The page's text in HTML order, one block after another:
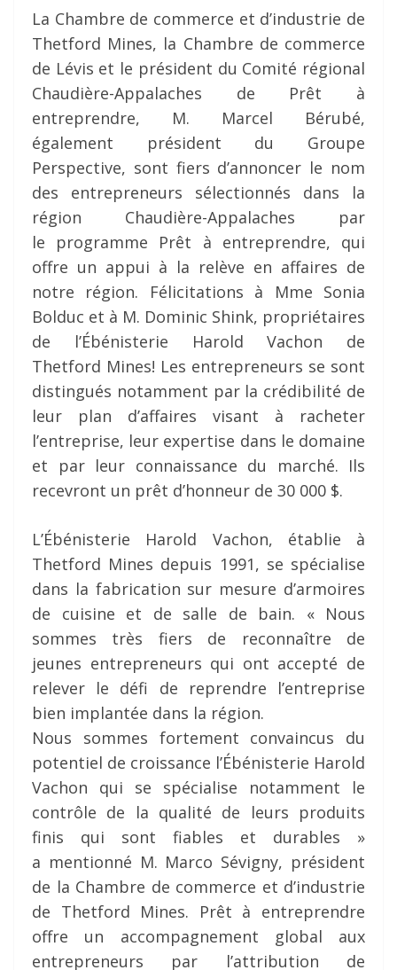
La Chambre de commerce et d’industrie de
Thetford Mines, la Chambre de commerce
de Lévis et le président du Comité régional
Chaudière-Appalaches de Prêt à
entreprendre, M. Marcel Bérubé,
également président du Groupe
Perspective, sont fiers d’annoncer le nom
des entrepreneurs sélectionnés dans la
région Chaudière-Appalaches par
le programme Prêt à entreprendre, qui
offre un appui à la relève en affaires de
notre région. Félicitations à Mme Sonia
Bolduc et à M. Dominic Shink, propriétaires
de l’Ébénisterie Harold Vachon de
Thetford Mines! Les entrepreneurs se sont
distingués notamment par la crédibilité de
leur plan d’affaires visant à racheter
l’entreprise, leur expertise dans le domaine
et par leur connaissance du marché. Ils
recevront un prêt d’honneur de 30 000 $.
L’Ébénisterie Harold Vachon, établie à
Thetford Mines depuis 1991, se spécialise
dans la fabrication sur mesure d’armoires
de cuisine et de salle de bain. « Nous
sommes très fiers de reconnaître de
jeunes entrepreneurs qui ont accepté de
relever le défi de reprendre l’entreprise
bien implantée dans la région.
Nous sommes fortement convaincus du
potentiel de croissance l’Ébénisterie Harold
Vachon qui se spécialise notamment le
contrôle de la qualité de leurs produits
finis qui sont fiables et durables »
a mentionné M. Marco Sévigny, président
de la Chambre de commerce et d’industrie
de Thetford Mines. Prêt à entreprendre
offre un accompagnement global aux
entrepreneurs par l’attribution de